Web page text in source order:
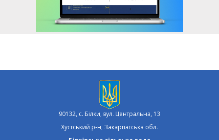
90132, с. Білки, вул. Центральна, 13
Хустський р-н, Закарпатська обл.